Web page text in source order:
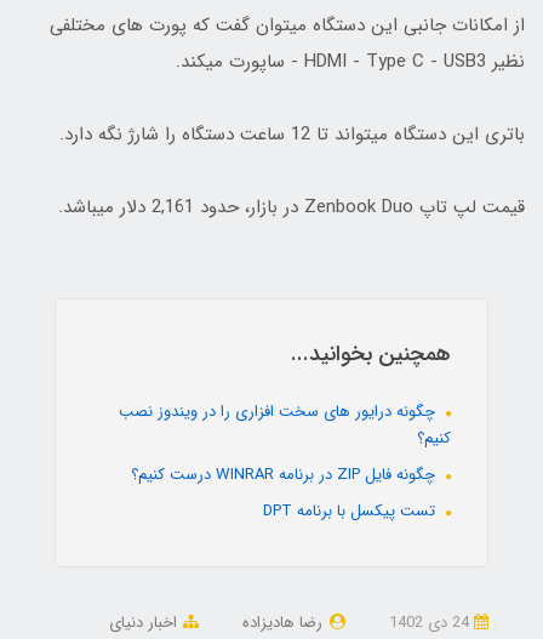
از امکانات جانبی این دستگاه میتوان گفت که پورت های مختلفی
نظیر HDMI - Type C - USB3 - ساپورت میکند.
باتری این دستگاه میتواند تا 12 ساعت دستگاه را شارژ نگه دارد.
قیمت لپ تاپ Zenbook Duo در بازار، حدود 2,161 دلار میباشد.
همچنین بخوانید...
چگونه درایور های سخت افزاری را در ویندوز نصب
کنیم؟
چگونه فایل ZIP در برنامه WINRAR درست کنیم؟
تست پیکسل با برنامه DPT
24 دی 1402 رضا هادیزاده
اخبار دنیای